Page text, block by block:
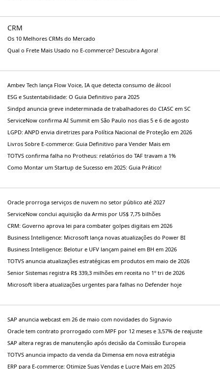
CRM
Os 10 Melhores CRMs do Mercado
Qual o Frete Mais Usado no E-commerce? Descubra Agora!
Ambev Tech lança Flow Voice, IA que detecta consumo de álcool
ESG e Sustentabilidade: O Guia Definitivo para 2025
Sindpd anuncia greve indeterminada de trabalhadores do CIASC em SC
ServiceNow confirma AI Summit em São Paulo nos dias 5 e 6 de agosto
LGPD: ANPD envia diretrizes para Política Nacional de Proteção em 2026
Livros Sobre E-commerce: Guia Definitivo para Vender Mais em
TOTVS confirma falha no Protheus: relatórios do TAF travam a 1%
Como Montar um Startup de Sucesso em 2025: Guia Prático!
Oracle prorroga serviços de nuvem no setor público até 2027
ServiceNow conclui aquisição da Armis por US$ 7,75 bilhões
CRM: Governo aprova lei para combater golpes digitais em 2026
Business Intelligence: Microsoft lança novas atualizações do Power BI
Business Intelligence: Belotur e UFV lançam painel em BH em 2026
TOTVS anuncia atualizações estratégicas em produtos em maio de 2026
Senior Sistemas registra R$ 339,3 milhões em receita no 1º tri de 2026
Microsoft libera atualizações urgentes para falhas no Defender hoje
SAP anuncia webcast em 26 de maio com novidades do Signavio
Oracle tem contrato prorrogado com MPF por 12 meses e 3,57% de reajuste
SAP altera regras de manutenção após decisão da Comissão Europeia
TOTVS anuncia impacto da venda da Dimensa em nova estratégia
ERP para E-commerce: Otimize Suas Vendas e Lucre Mais em 2025